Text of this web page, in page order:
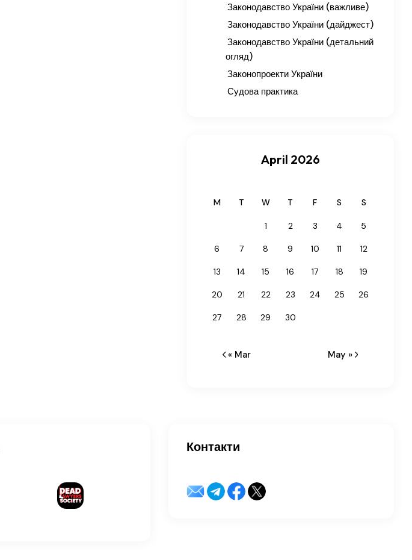
Законодавство України (важливе)
Законодавство України (дайджест)
Законодавство України (детальний
огляд)
Законопроекти України
Судова практика
April 2026
M T W T F S S
1 2 3 4 5
6 7 8 9 10 11 12
13 14 15 16 17 18 19
20 21 22 23 24 25 26
27 28 29 30
« Mar May »
Контакти